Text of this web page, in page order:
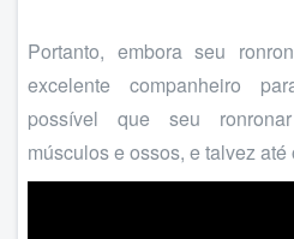
Portanto, embora seu
excelente companheiro
possível que seu
músculos e ossos, e talvez até